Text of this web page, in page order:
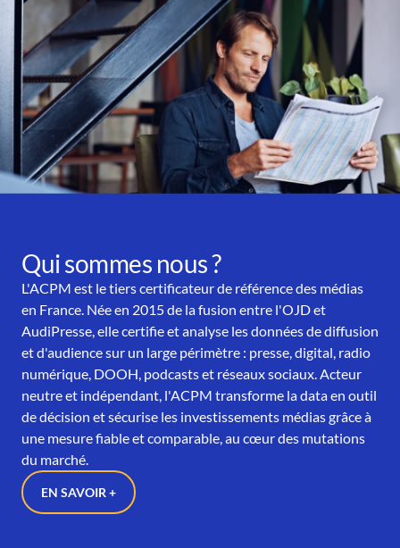
Qui sommes nous ?
L'ACPM est le tiers certificateur de référence des médias
en France. Née en 2015 de la fusion entre l'OJD et
AudiPresse, elle certifie et analyse les données de diffusion
et d'audience sur un large périmètre : presse, digital, radio
numérique, DOOH, podcasts et réseaux sociaux. Acteur
neutre et indépendant, l'ACPM transforme la data en outil
de décision et sécurise les investissements médias grâce à
une mesure fiable et comparable, au cœur des mutations
du marché.
EN SAVOIR +